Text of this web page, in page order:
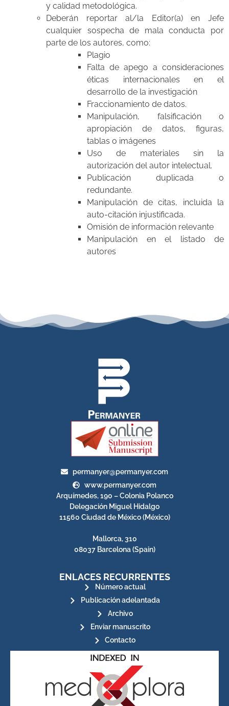
y calidad metodológica.
Deberán reportar al/la Editor(a) en Jefe
cualquier sospecha de mala conducta por
parte de los autores, como:
Plagio
Falta de apego a consideraciones
éticas internacionales en el
desarrollo de la investigación
Fraccionamiento de datos.
Manipulación, falsificación o
apropiación de datos, figuras,
tablas o imágenes
Uso de materiales sin la
autorización del autor intelectual.
Publicación duplicada o
redundante.
Manipulación de citas, incluida la
auto-citación injustificada.
Omisión de información relevante
Manipulación en el listado de
autores
permanyer@permanyer.com
www.permanyer.com
Arquímedes, 190 – Colonia Polanco
Delegación Miguel Hidalgo
11560 Ciudad de México (México)
Mallorca, 310
08037 Barcelona (Spain)
ENLACES RECURRENTES
Número actual
Publicación adelantada
Archivo
Enviar manuscrito
Contacto